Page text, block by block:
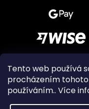
Tento web používá
procházením tohoto
používáním.. Více
Copyright 2026